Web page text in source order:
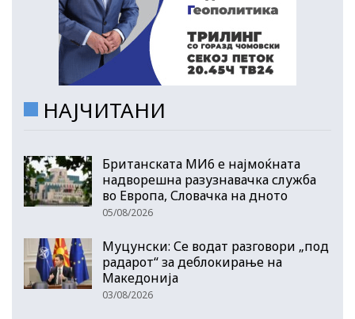
НАЈЧИТАНИ
Британската МИ6 е најмоќната
надворешна разузнавачка служба
во Европа, Словачка на дното
05/08/2026
Муцунски: Се водат разговори „под
радарот“ за деблокирање на
Македонија
03/08/2026